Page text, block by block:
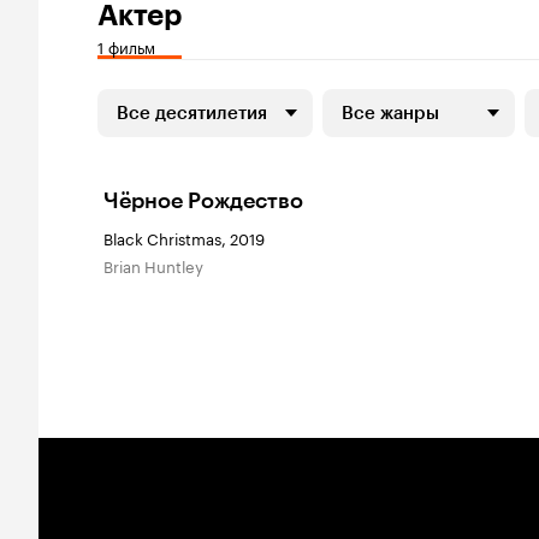
Актер
1 фильм
Все десятилетия Все жанры
Чёрное Рождество
Black Christmas, 2019
Brian Huntley